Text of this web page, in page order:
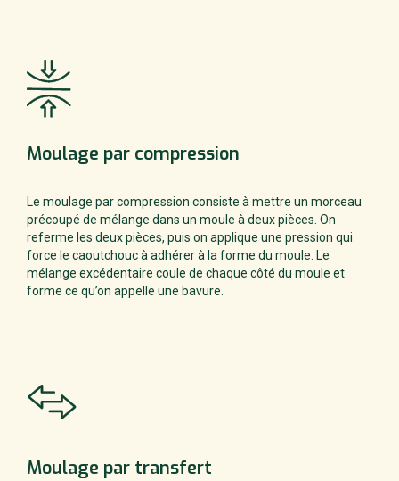
pièce de caoutchouc est démoulée,
ébarbée puis, parfois recouverte
d’un enduit protecteur.
Moulage par compression
Le moulage par compression consiste à mettre un morceau
précoupé de mélange dans un moule à deux pièces. On
referme les deux pièces, puis on applique une pression qui
force le caoutchouc à adhérer à la forme du moule. Le
mélange excédentaire coule de chaque côté du moule et
forme ce qu’on appelle une bavure.
Moulage par transfert